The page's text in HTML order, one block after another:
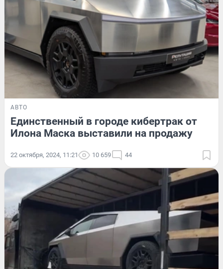
АВТО
Единственный в городе кибертрак от
Илона Маска выставили на продажу
22 октября, 2024, 11:21 10 659 44